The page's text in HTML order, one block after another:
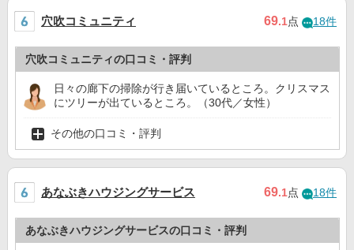
穴吹コミュニティ 69.1点 18件
穴吹コミュニティの口コミ・評判
日々の廊下の掃除が行き届いているところ。クリスマス
にツリーが出ているところ。（30代／女性）
その他の口コミ・評判
あなぶきハウジングサービス 69.1点 18件
あなぶきハウジングサービスの口コミ・評判